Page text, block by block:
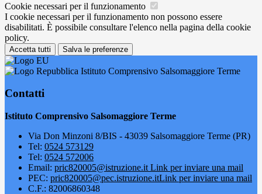
Cookie necessari per il funzionamento
I cookie necessari per il funzionamento non possono essere
disabilitati. È possibile consultare l'elenco nella pagina della cookie
policy.
Accetta tutti Salva le preferenze
Istituto Comprensivo Salsomaggiore Terme
Contatti
Istituto Comprensivo Salsomaggiore Terme
Via Don Minzoni 8/BIS - 43039 Salsomaggiore Terme (PR)
Tel: 0524 573129
Tel: 0524 572006
Email: pric820005@istruzione.it Link per inviare una mail
PEC: pric820005@pec.istruzione.itLink per inviare una mail
C.F.: 82006860348